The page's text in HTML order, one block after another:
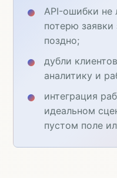
API-ошибки не
потерю
поздно;
дубли
аналитику и
интеграция
идеальном
пустом поле